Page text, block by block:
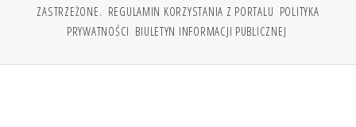
ZASTRZEŻONE. REGULAMIN KORZYSTANIA Z PORTALU POLITYKA
PRYWATNOŚCI BIULETYN INFORMACJI PUBLICZNEJ